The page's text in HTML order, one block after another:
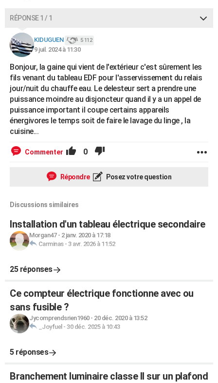
RÉPONSE 1 / 1
KIDUGUEN 5 112
9 juil. 2024 à 11:30
Bonjour, la gaine qui vient de l'extérieur c'est sûrement les
fils venant du tableau EDF pour l'asservissement du relais
jour/nuit du chauffe eau. Le delesteur sert a prendre une
puissance moindre au disjoncteur quand il y a un appel de
puissance important il coupe certains appareils
énergivores le temps soit de faire le lavage du linge , la
cuisine...
Commenter 0
Répondre Posez votre question
Discussions similaires
Installation d'un tableau électrique secondaire
Morgan47- 2 janv. 2020 à 17:18
Carminas- 3 avr. 2026 à 11:52
25 réponses
Ce compteur électrique fonctionne avec ou
sans fusible ?
Jycomprendsrien1960- 20 déc. 2020 à 13:52
_Joyfuel - 30 déc. 2025 à 10:43
5 réponses
Branchement luminaire classe II sur un plafond